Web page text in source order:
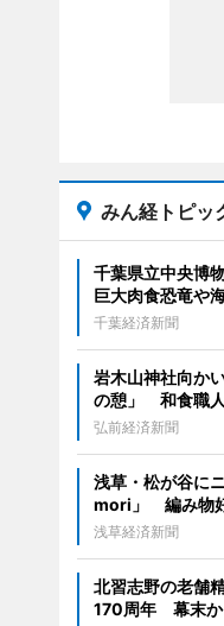
みん経トピッ
千葉県立中央博
巨大肉食恐竜や
千葉経済新聞
岩木山神社向か
の憩」 和食職
弘前経済新聞
浅草・松が谷に
mori」 編み物
浅草経済新聞
北習志野の老舗
170周年 幕末か